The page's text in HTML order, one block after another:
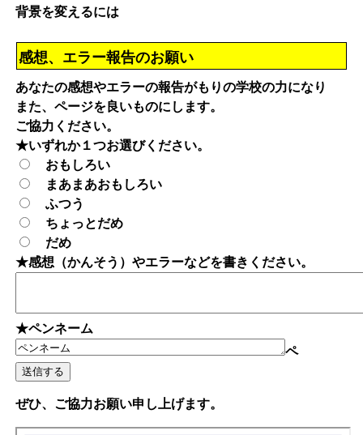
背景を変えるには
感想、エラー報告のお願い
あなたの感想やエラーの報告がもりの学校の力になり
また、ページを良いものにします。
ご協力ください。
★いずれか１つお選びください。
おもしろい
まあまあおもしろい
ふつう
ちょっとだめ
だめ
★感想（かんそう）やエラーなどを書きください。
★ペンネーム
ペ
ぜひ、ご協力お願い申し上げます。